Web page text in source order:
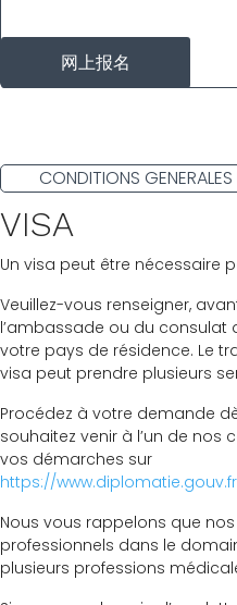
网上报名
CONDITIONS GENERALES
VISA
Un visa peut être nécessaire
Veuillez-vous renseigner,
l’ambassade ou du
votre pays de résidence. Le
visa peut prendre plusieurs
Procédez à votre demande
souhaitez venir à l’un de nos
vos démarches sur
https://
Nous vous rappelons que
professionnels dans le
plusieurs professions